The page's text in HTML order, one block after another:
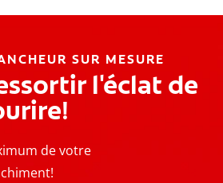
SUR MESURE
l'éclat de
de votre